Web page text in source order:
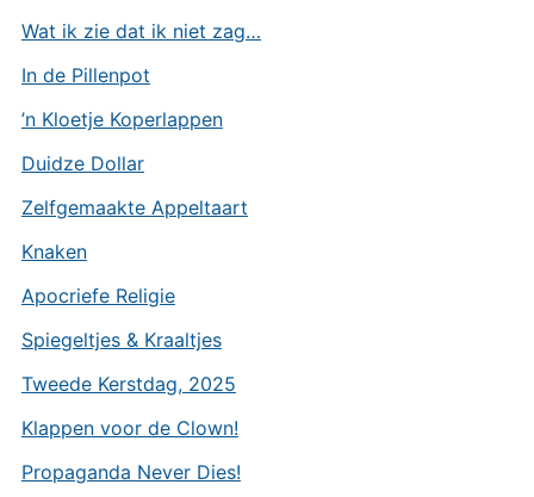
Wat ik zie dat ik niet zag…
In de Pillenpot
’n Kloetje Koperlappen
Duidze Dollar
Zelfgemaakte Appeltaart
Knaken
Apocriefe Religie
Spiegeltjes & Kraaltjes
Tweede Kerstdag, 2025
Klappen voor de Clown!
Propaganda Never Dies!